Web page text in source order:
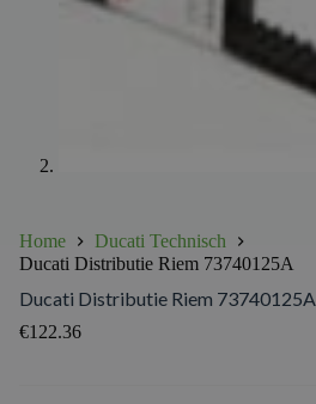
Home
Ducati Technisch
Ducati Distributie Riem 73740125A
Ducati Distributie Riem 73740125A
€122.36